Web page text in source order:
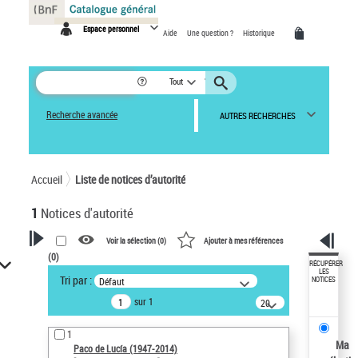
Espace personnel Aide Une question ? Historique
Tout
Recherche avancée AUTRES RECHERCHES
Accueil Liste de notices d’autorité
1 Notices d'autorité
VOTRE RECHERCHE
Recherche avancée dans les
notices d’autorité
Œuvres liées à l'auteur :
Paco de Lucía (1947-2014)
Voir la sélection (0) Ajouter à mes références
(0)
Tri par : Défaut
sur 1
20
résultats/page
1
Paco de Lucía (1947-2014)
RÉCUPÉRER
LES
NOTICES
Ma
Panneau de gestion des cookies